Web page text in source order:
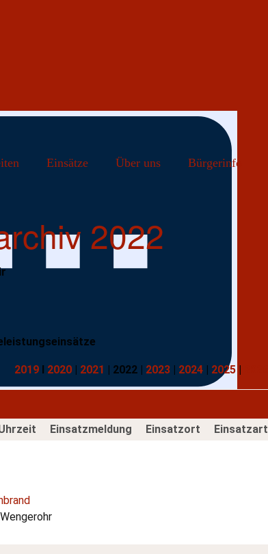
Einsätze Über uns Bürgerinfo
2022
2019 I 2020 | 2021 | 2022 | 2023 | 2024 | 2025 |
Einsatzmeldung Einsatzort
Einsatzart